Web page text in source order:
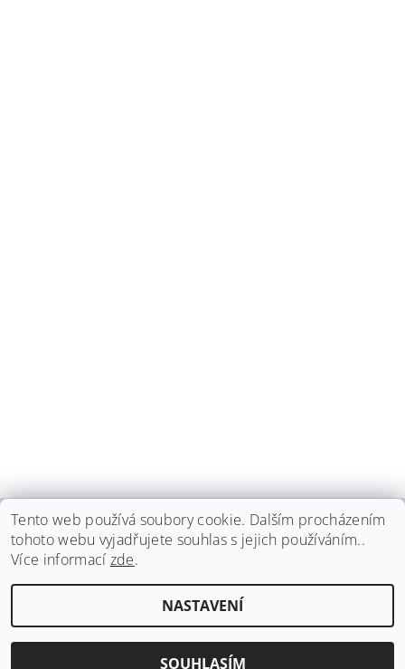
haspadent.cz
HASPA dent, spol. s r.o., všechna práva vyhrazena
cookies
Vytvořil Shoptet
Tento web používá soubory cookie. Dalším procházením
tohoto webu vyjadřujete souhlas s jejich používáním..
Více informací zde.
NASTAVENÍ
SOUHLASÍM